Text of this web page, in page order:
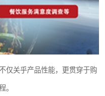
仅关乎产品性能，更贯穿于购
。